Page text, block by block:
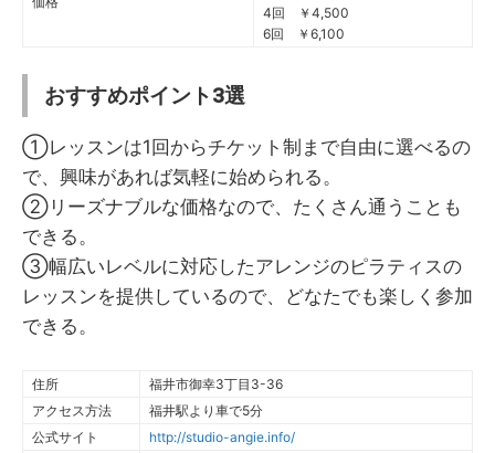
4回 ￥4,500
6回 ￥6,100
おすすめポイント3選
①レッスンは1回からチケット制まで自由に選べるの
で、興味があれば気軽に始められる。
②リーズナブルな価格なので、たくさん通うことも
できる。
③幅広いレベルに対応したアレンジのピラティスの
レッスンを提供しているので、どなたでも楽しく参加
できる。
住所
福井市御幸3丁目3-36
アクセス方法
福井駅より車で5分
公式サイト
http://studio-angie.info/